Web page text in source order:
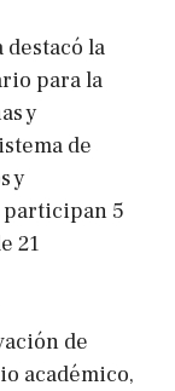
la
para la
y
de
y
participan 5
21
de
académico,